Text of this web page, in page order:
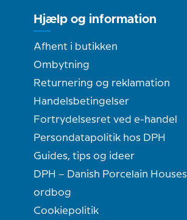
Hjælp og information
Afhent i butikken
Ombytning
Returnering og reklamation
Handelsbetingelser
Fortrydelsesret ved e-handel
Persondatapolitik hos DPH
Guides, tips og ideer
DPH – Danish Porcelain Houses
ordbog
Cookiepolitik